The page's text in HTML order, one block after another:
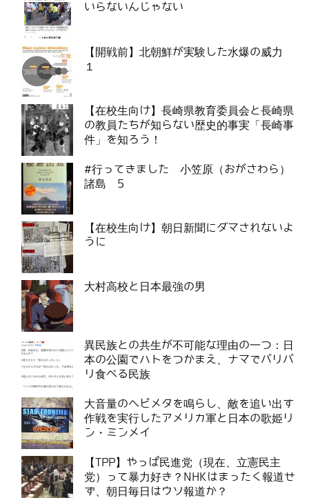
いらないんじゃない
【開戦前】北朝鮮が実験した水爆の威力
１
【在校生向け】長崎県教育委員会と長崎県
の教員たちが知らない歴史的事実「長崎事
件」を知ろう！
#行ってきました 小笠原（おがさわら）
諸島 5
【在校生向け】朝日新聞にダマされないよ
うに
大村高校と日本最強の男
異民族との共生が不可能な理由の一つ：日
本の公園でハトをつかまえ、ナマでバリバ
リ食べる民族
大音量のヘビメタを鳴らし、敵を追い出す
作戦を実行したアメリカ軍と日本の歌姫リ
ン・ミンメイ
【TPP】やっぱ民進党（現在、立憲民主
党）って暴力好き？NHKはまったく報道せ
ず、朝日毎日はウソ報道か？